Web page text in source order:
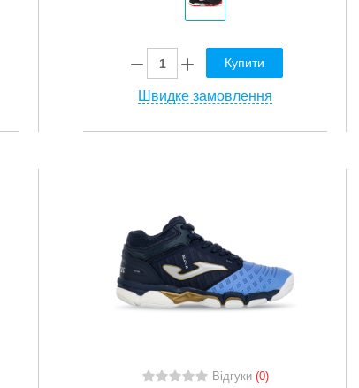
Купити
Швидке замовлення
Відгуки (0)